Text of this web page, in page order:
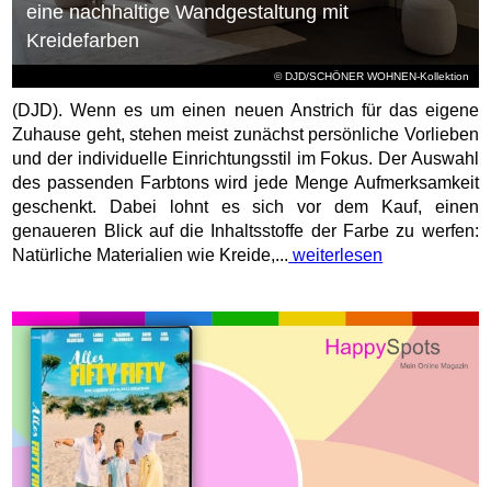
© DJD/SCHÖNER WOHNEN-Kollektion
eine nachhaltige Wandgestaltung mit
Kreidefarben
(DJD). Wenn es um einen neuen Anstrich für das eigene
Zuhause geht, stehen meist zunächst persönliche Vorlieben
und der individuelle Einrichtungsstil im Fokus. Der Auswahl
des passenden Farbtons wird jede Menge Aufmerksamkeit
geschenkt. Dabei lohnt es sich vor dem Kauf, einen
genaueren Blick auf die Inhaltsstoffe der Farbe zu werfen:
Natürliche Materialien wie Kreide,... weiterlesen